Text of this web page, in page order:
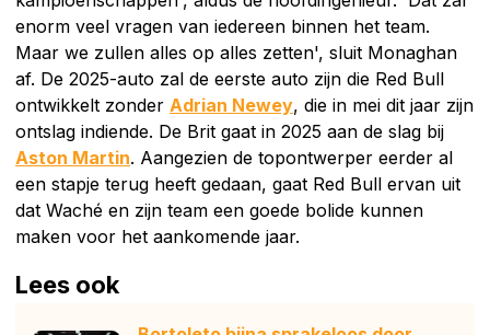
enorm veel vragen van iedereen binnen het team.
Maar we zullen alles op alles zetten', sluit Monaghan
af. De 2025-auto zal de eerste auto zijn die Red Bull
ontwikkelt zonder Adrian Newey, die in mei dit jaar zijn
ontslag indiende. De Brit gaat in 2025 aan de slag bij
Aston Martin. Aangezien de topontwerper eerder al
een stapje terug heeft gedaan, gaat Red Bull ervan uit
dat Waché en zijn team een goede bolide kunnen
maken voor het aankomende jaar.
Lees ook